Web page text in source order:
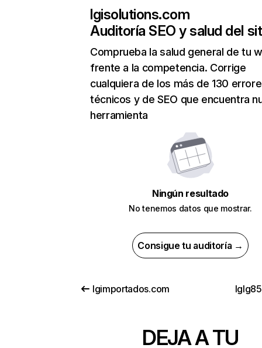
lgisolutions.com
Auditoría SEO y salud del
Comprueba la salud general de tu
frente a la competencia. Corrige
cualquiera de los más de 130
técnicos y de SEO que encuentra
herramienta
Ningún resultado
No tenemos datos que mostrar.
Consigue tu auditoría →
lgimportados.com
DEJA A TU